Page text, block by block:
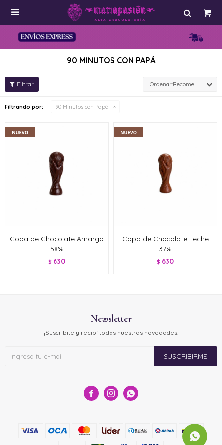

90 MINUTOS CON PAPÁ
Recomendados
Filtrando por: 90 Minutos con Papá
Copa de Chocolate Amargo
58%
$ 630
Copa de Chocolate Leche
37%
$ 630
  
Newsletter
¡Suscribite y recibí todas nuestras novedades!
SUSCRIBIRME